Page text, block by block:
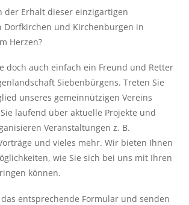
der Erhalt dieser einzigartigen
Dorfkirchen und Kirchenburgen in
Herzen?
doch auch einfach ein Freund und Retter
Siebenbürgens. Treten Sie
unseres gemeinnützigen Vereins
laufend über aktuelle Projekte und
Veranstaltungen z. B.
und vieles mehr. Wir bieten Ihnen
wie Sie sich bei uns mit Ihren
können.
entsprechende Formular und senden